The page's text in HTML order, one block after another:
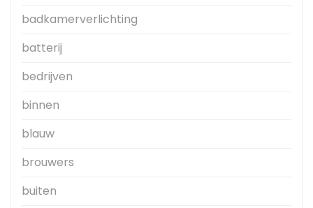
badkamerverlichting
batterij
bedrijven
binnen
blauw
brouwers
buiten